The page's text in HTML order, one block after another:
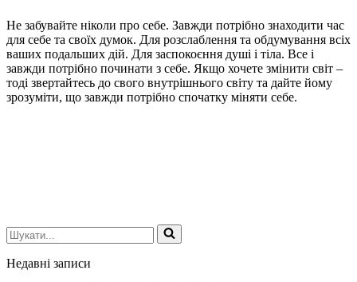
Не забувайте ніколи про себе. Завжди потрібно знаходити час
для себе та своїх думок. Для розслаблення та обдумування всіх
ваших подальших дій. Для заспокоєння душі і тіла. Все і
завжди потрібно починати з себе. Якщо хочете змінити світ –
тоді звертайтесь до свого внутрішнього світу та дайте йому
зрозуміти, що завжди потрібно спочатку міняти себе.
Шукати...
Недавні записи